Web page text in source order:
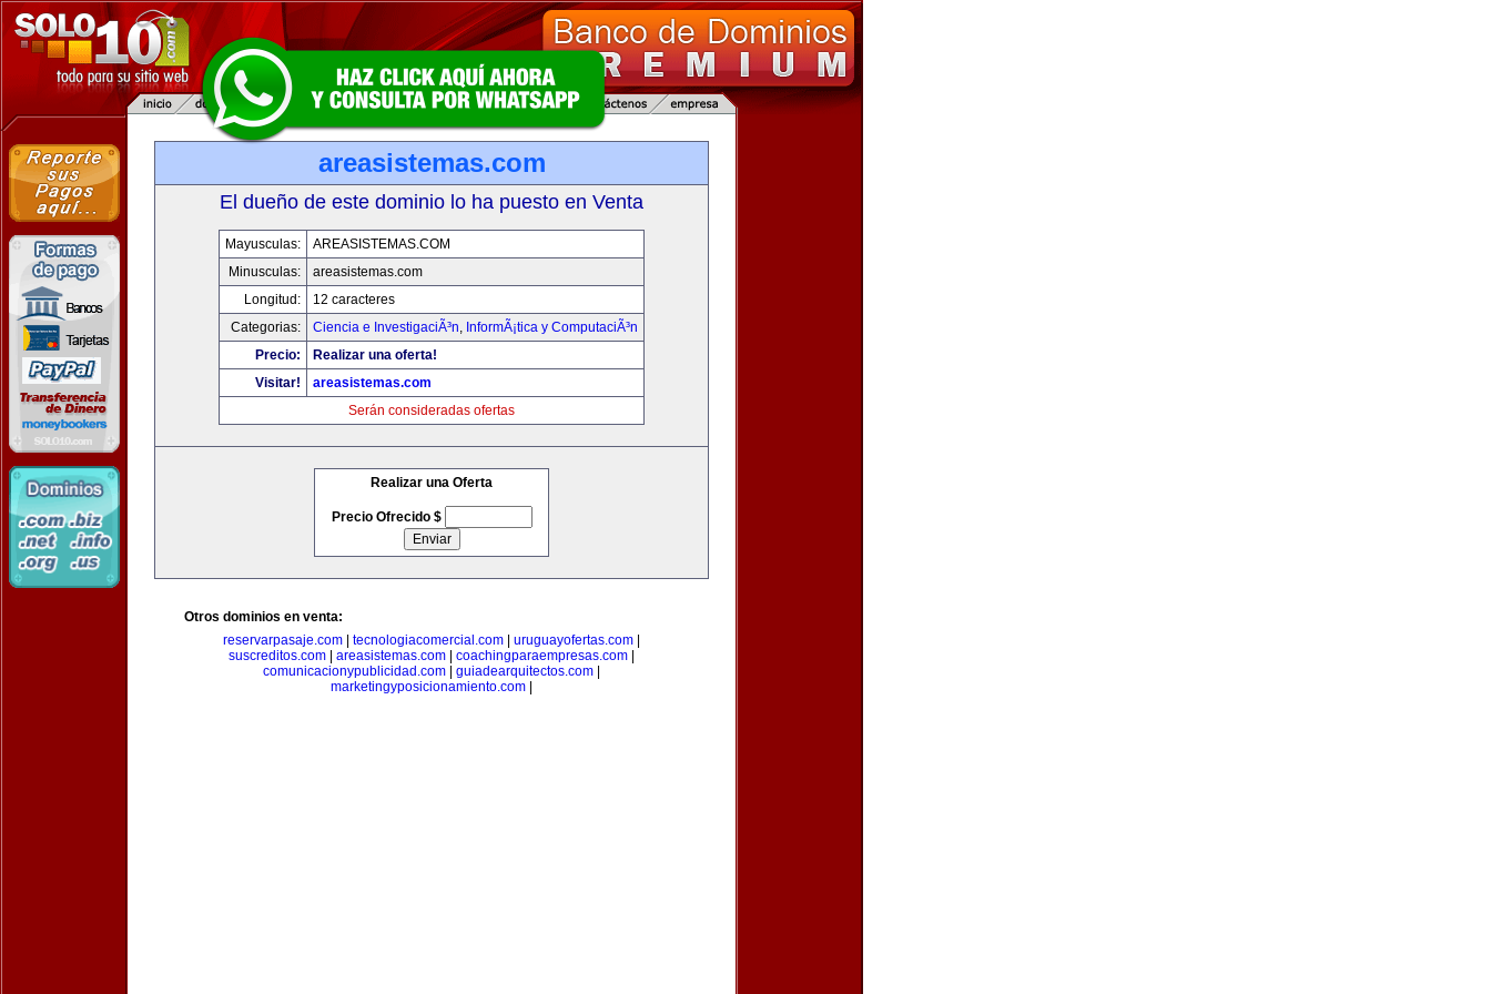
areasistemas.com
El dueño de este dominio lo ha puesto en Venta
Mayusculas:
AREASISTEMAS.COM
Minusculas:
areasistemas.com
Longitud:
12 caracteres
Categorias:
Ciencia e InvestigaciÃ³n, InformÃ¡tica y ComputaciÃ³n
Precio:
Realizar una oferta!
Visitar!
areasistemas.com
Serán consideradas ofertas
Realizar una Oferta
Precio Ofrecido $
Otros dominios en venta:
reservarpasaje.com
tecnologiacomercial.com uruguayofertas.com
suscreditos.com
areasistemas.com coachingparaempresas.com
comunicacionypublicidad.com
guiadearquitectos.com
marketingyposicionamiento.com